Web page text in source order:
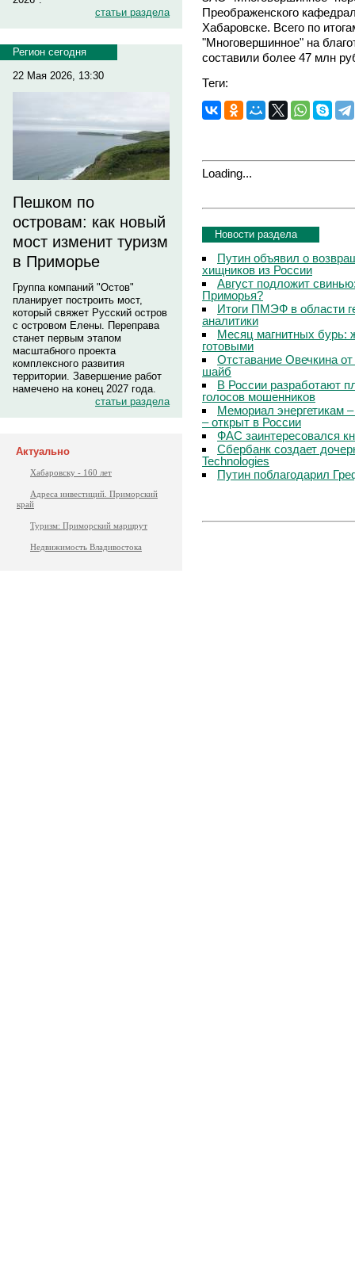
статьи раздела
Регион сегодня
22 Мая 2026, 13:30
Пешком по
островам: как новый
мост изменит туризм
в Приморье
Группа компаний "Остов"
планирует построить мост,
который свяжет Русский остров
с островом Елены. Переправа
станет первым этапом
масштабного проекта
комплексного развития
территории. Завершение работ
намечено на конец 2027 года.
статьи раздела
Актуально
Хабаровску - 160 лет
Адреса инвестиций. Приморский
край
Туризм: Приморский маршрут
Недвижимость Владивостока
Преображенского
Хабаровске. Всего по
"Многовершинное" на
составили более 47 млн
Теги:
Loading...
Новости раздела
Путин объявил о
хищников из России
Август подложит
Приморья?
Итоги ПМЭФ в области
аналитики
Месяц магнитных бурь:
готовыми
Отставание Овечкина
шайб
В России разработают
голосов мошенников
Мемориал энергетикам
– открыт в России
ФАС заинтересовался
Сбербанк создает
Technologies
Путин поблагодарил